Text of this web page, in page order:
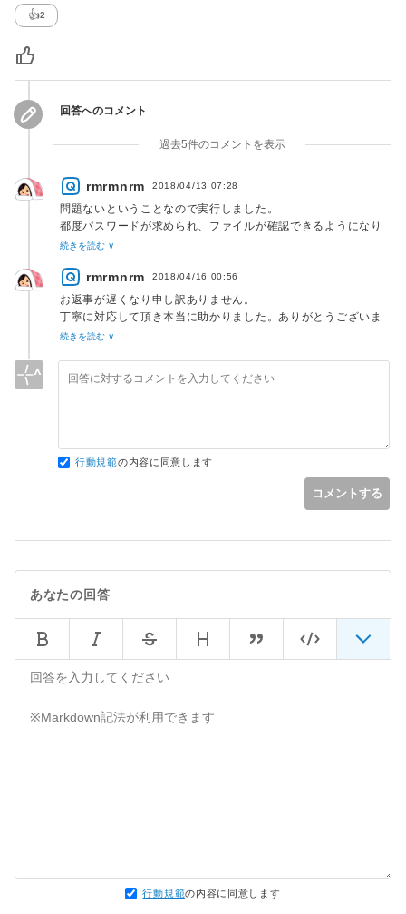
👍2
回答へのコメント
過去5件のコメントを表示
rmrmnrm 2018/04/13 07:28
問題ないということなので実行しました。
都度パスワードが求められ、ファイルが確認できるようになり
ました。
続きを読む ∨
rmrmnrm 2018/04/16 00:56
お返事が遅くなり申し訳ありません。
丁寧に対応して頂き本当に助かりました。ありがとうございま
した。
続きを読む ∨
行動規範の内容に同意します
コメントする
あなたの回答
行動規範の内容に同意します